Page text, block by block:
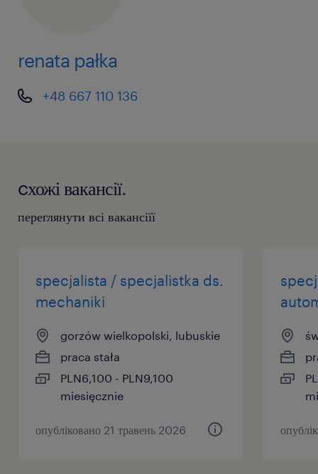
renata pałka
+48 667 110 136
cхожі вакансії.
переглянути всі вакансіїї
specjalista / specjalistka ds.
mechaniki
gorzów wielkopolski, lubuskie
praca stała
PLN6,100 - PLN9,100
miesięcznie
опубліковано 21 травень 2026